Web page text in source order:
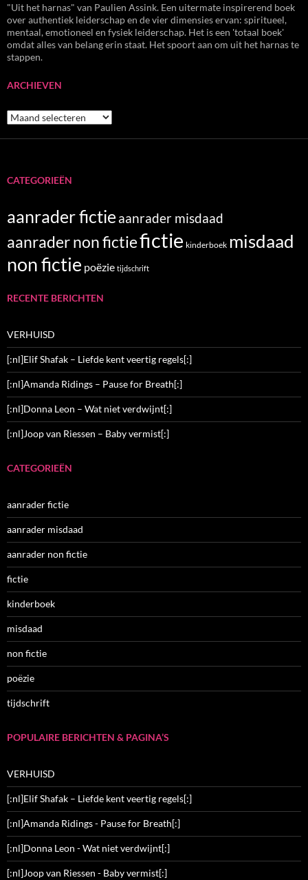
"Uit het harnas" van Paulien Assink. Een uitermate inspirerend boek
over authentiek leiderschap en de vier dimensies ervan: spiritueel,
mentaal, emotioneel en fysiek leiderschap. Het is een 'totaal boek'
omdat alles van belang erin staat. Het spoort aan om uit het harnas te
stappen.
ARCHIEVEN
Archieven
CATEGORIEËN
aanrader fictie aanrader misdaad
aanrader non fictiefictie kinderboek misdaad
non fictie poëzie tijdschrift
RECENTE BERICHTEN
VERHUISD
[:nl]Elif Shafak – Liefde kent veertig regels[:]
[:nl]Amanda Ridings – Pause for Breath[:]
[:nl]Donna Leon – Wat niet verdwijnt[:]
[:nl]Joop van Riessen – Baby vermist[:]
CATEGORIEËN
aanrader fictie
aanrader misdaad
aanrader non fictie
fictie
kinderboek
misdaad
non fictie
poëzie
tijdschrift
POPULAIRE BERICHTEN & PAGINA’S
VERHUISD
[:nl]Elif Shafak – Liefde kent veertig regels[:]
[:nl]Amanda Ridings - Pause for Breath[:]
[:nl]Donna Leon - Wat niet verdwijnt[:]
[:nl]Joop van Riessen - Baby vermist[:]